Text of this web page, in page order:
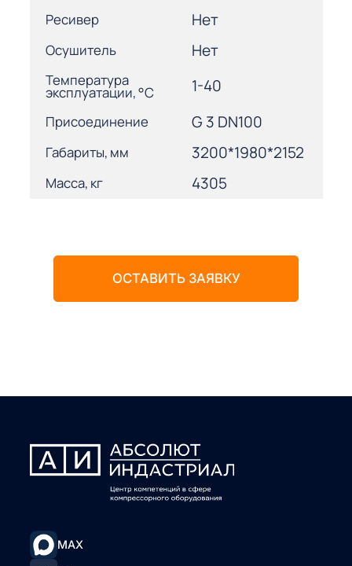
Ресивер Нет
Осушитель Нет
Температура
эксплуатации, °С 1-40
Присоединение G 3 DN100
Габариты, мм 3200*1980*2152
Масса, кг 4305
ОСТАВИТЬ ЗАЯВКУ
MAX